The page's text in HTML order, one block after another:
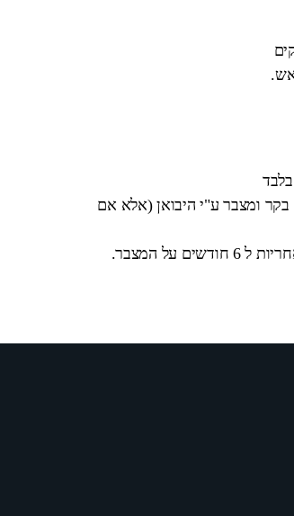
בקר ומצבר ע"י היבואן (אלא אם
על המצבר.